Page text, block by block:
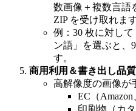
数画像＋複数言語
ZIP を受け取れます
例：30 枚に対し
ン語」を選ぶと、
す。
商用利用＆書き出し品質
高解像度の画像が
EC（Amazon
印刷物（カ